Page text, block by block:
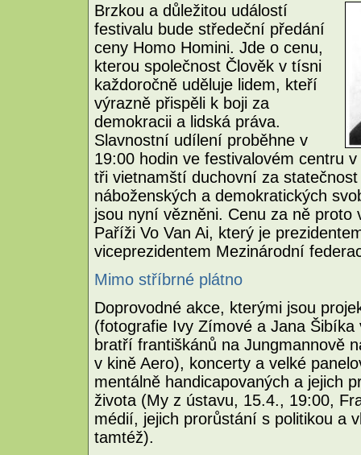
Brzkou a důležitou událostí
festivalu bude středeční předání
ceny Homo Homini. Jde o cenu,
kterou společnost Člověk v tísni
každoročně uděluje lidem, kteří
výrazně přispěli k boji za
demokracii a lidská práva.
Slavnostní udílení proběhne v
19:00 hodin ve festivalovém centru
tři vietnamští duchovní za
náboženských a demokratických
jsou nyní vězněni. Cenu za ně
Paříži Vo Van Ai, který je
viceprezidentem Mezinárodní
Mimo stříbrné plátno
Doprovodné akce, kterými jsou
(fotografie Ivy Zímové a Jana
bratří františkánů na Jungmannově
v kině Aero), koncerty a velké
mentálně handicapovaných a jejich
života (My z ústavu, 15.4., 19:00,
médií, jejich prorůstání s politikou a
tamtéž).